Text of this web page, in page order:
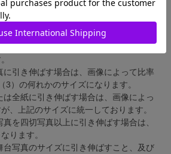
× 長辺 559mm
て、下記の件も併せてご了承ください。
人公演の舞台写真につきましては、4辺
引き伸ばす場合は、画像によって比率
3）の何れかのサイズになります。
全紙に引き伸ばす場合は、画像によっ
、上記のサイズに統一しております。
を四切写真以上に引き伸ばす場合は、
ります。
写真のサイズに引き伸ばすこと、及び